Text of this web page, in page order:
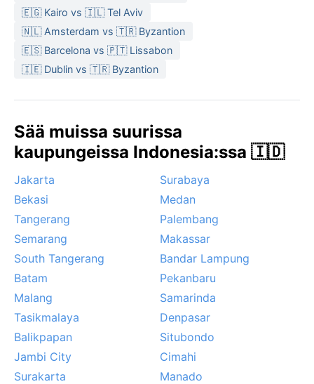
🇪🇬 Kairo vs 🇮🇱 Tel Aviv
🇳🇱 Amsterdam vs 🇹🇷 Byzantion
🇪🇸 Barcelona vs 🇵🇹 Lissabon
🇮🇪 Dublin vs 🇹🇷 Byzantion
Sää muissa suurissa
kaupungeissa Indonesia:ssa 🇮🇩
Jakarta
Surabaya
Bekasi
Medan
Tangerang
Palembang
Semarang
Makassar
South Tangerang
Bandar Lampung
Batam
Pekanbaru
Malang
Samarinda
Tasikmalaya
Denpasar
Balikpapan
Situbondo
Jambi City
Cimahi
Surakarta
Manado